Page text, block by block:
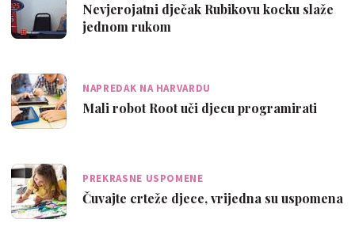
Nevjerojatni dječak Rubikovu kocku slaže
jednom rukom
NAPREDAK NA HARVARDU
Mali robot Root uči djecu programirati
PREKRASNE USPOMENE
Čuvajte crteže djece, vrijedna su uspomena